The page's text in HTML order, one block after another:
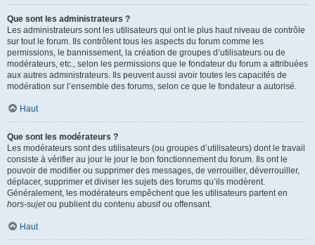
Que sont les administrateurs ?
Les administrateurs sont les utilisateurs qui ont le plus haut niveau de contrôle
sur tout le forum. Ils contrôlent tous les aspects du forum comme les
permissions, le bannissement, la création de groupes d’utilisateurs ou de
modérateurs, etc., selon les permissions que le fondateur du forum a attribuées
aux autres administrateurs. Ils peuvent aussi avoir toutes les capacités de
modération sur l’ensemble des forums, selon ce que le fondateur a autorisé.
Haut
Que sont les modérateurs ?
Les modérateurs sont des utilisateurs (ou groupes d’utilisateurs) dont le travail
consiste à vérifier au jour le jour le bon fonctionnement du forum. Ils ont le
pouvoir de modifier ou supprimer des messages, de verrouiller, déverrouiller,
déplacer, supprimer et diviser les sujets des forums qu’ils modèrent.
Généralement, les modérateurs empêchent que les utilisateurs partent en
hors-sujetou publient du contenu abusif ou offensant.
Haut